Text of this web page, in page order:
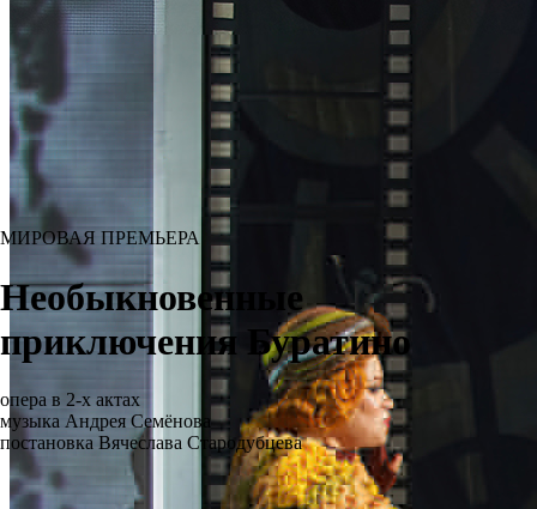
МИРОВАЯ ПРЕМЬЕРА
Необыкновенные
приключения Буратино
опера в 2-х актах
музыка Андрея Семёнова
постановка Вячеслава Стародубцева